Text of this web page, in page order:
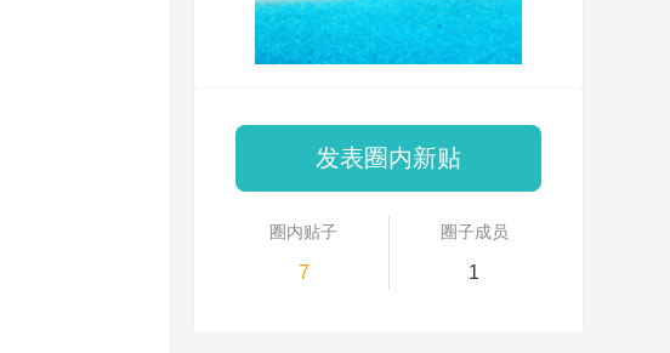
发表圈内新贴
圈内贴子
7
圈子成员
1